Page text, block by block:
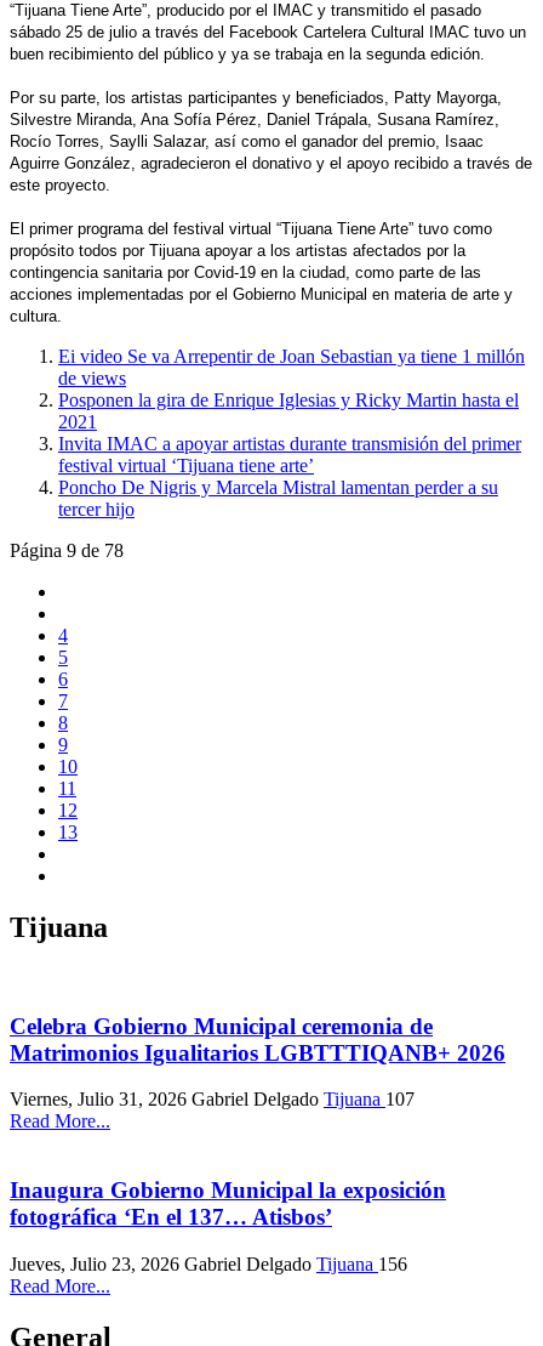
“Tijuana Tiene Arte”, producido por el IMAC y transmitido el pasado
sábado 25 de julio a través del Facebook Cartelera Cultural IMAC tuvo un
buen recibimiento del público y ya se trabaja en la segunda edición.
Por su parte, los artistas participantes y beneficiados, Patty Mayorga,
Silvestre Miranda, Ana Sofía Pérez, Daniel Trápala, Susana Ramírez,
Rocío Torres, Saylli Salazar, así como el ganador del premio, Isaac
Aguirre González, agradecieron el donativo y el apoyo recibido a través de
este proyecto.
El primer programa del festival virtual “Tijuana Tiene Arte” tuvo como
propósito todos por Tijuana apoyar a los artistas afectados por la
contingencia sanitaria por Covid-19 en la ciudad, como parte de las
acciones implementadas por el Gobierno Municipal en materia de arte y
cultura.
Ei video Se va Arrepentir de Joan Sebastian ya tiene 1 millón
de views
Posponen la gira de Enrique Iglesias y Ricky Martin hasta el
2021
Invita IMAC a apoyar artistas durante transmisión del primer
festival virtual ‘Tijuana tiene arte’
Poncho De Nigris y Marcela Mistral lamentan perder a su
tercer hijo
Página 9 de 78
4
5
6
7
8
9
10
11
12
13
Tijuana
Celebra Gobierno Municipal ceremonia de
Matrimonios Igualitarios LGBTTTIQANB+ 2026
Viernes, Julio 31, 2026 Gabriel Delgado Tijuana 107
Read More...
Inaugura Gobierno Municipal la exposición
fotográfica ‘En el 137… Atisbos’
Jueves, Julio 23, 2026 Gabriel Delgado Tijuana 156
Read More...
General